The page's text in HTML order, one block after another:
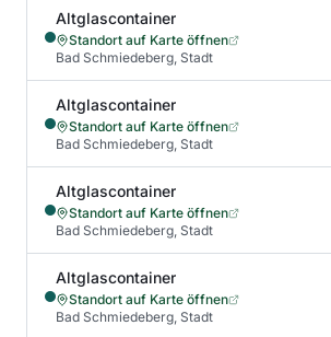
Altglascontainer
Standort auf Karte öffnen
Bad Schmiedeberg, Stadt
Altglascontainer
Standort auf Karte öffnen
Bad Schmiedeberg, Stadt
Altglascontainer
Standort auf Karte öffnen
Bad Schmiedeberg, Stadt
Altglascontainer
Standort auf Karte öffnen
Bad Schmiedeberg, Stadt